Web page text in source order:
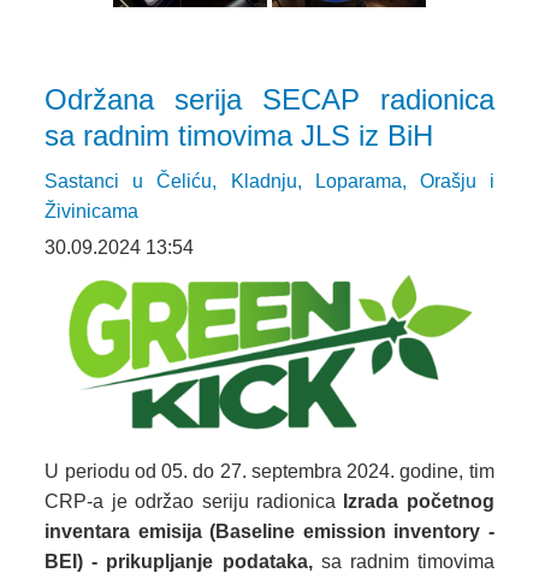
Održana serija SECAP radionica
sa radnim timovima JLS iz BiH
Sastanci u Čeliću, Kladnju, Loparama, Orašju i
Živinicama
30.09.2024 13:54
U periodu od 05. do 27. septembra 2024. godine, tim
CRP-a je održao seriju radionica
Izrada početnog
inventara emisija (Baseline emission inventory -
BEI) - prikupljanje podataka,sa radnim timovima